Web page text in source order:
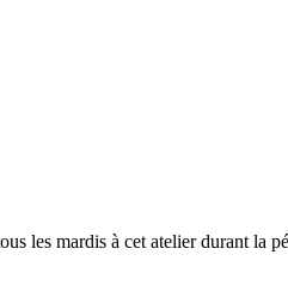
les mardis à cet atelier durant la